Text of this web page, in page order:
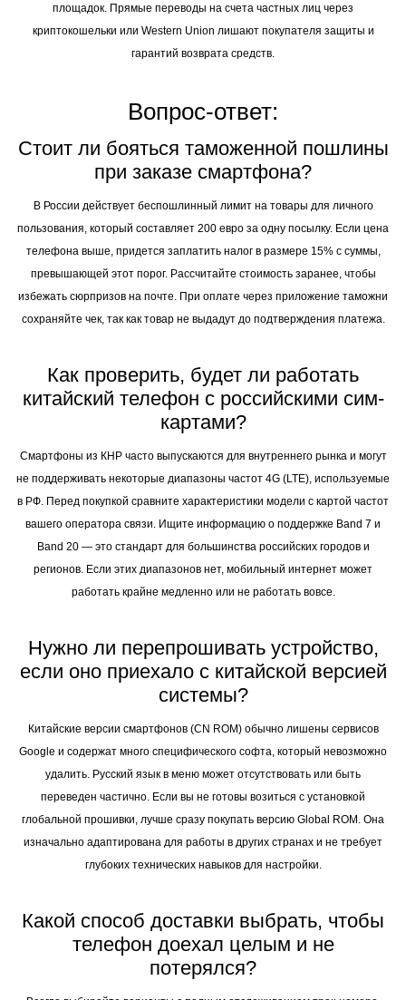
площадок. Прямые переводы на счета частных лиц через
криптокошельки или Western Union лишают покупателя защиты и
гарантий возврата средств.
Вопрос-ответ:
Стоит ли бояться таможенной пошлины
при заказе смартфона?
В России действует беспошлинный лимит на товары для личного
пользования, который составляет 200 евро за одну посылку. Если цена
телефона выше, придется заплатить налог в размере 15% с суммы,
превышающей этот порог. Рассчитайте стоимость заранее, чтобы
избежать сюрпризов на почте. При оплате через приложение таможни
сохраняйте чек, так как товар не выдадут до подтверждения платежа.
Как проверить, будет ли работать
китайский телефон с российскими сим-
картами?
Смартфоны из КНР часто выпускаются для внутреннего рынка и могут
не поддерживать некоторые диапазоны частот 4G (LTE), используемые
в РФ. Перед покупкой сравните характеристики модели с картой частот
вашего оператора связи. Ищите информацию о поддержке Band 7 и
Band 20 — это стандарт для большинства российских городов и
регионов. Если этих диапазонов нет, мобильный интернет может
работать крайне медленно или не работать вовсе.
Нужно ли перепрошивать устройство,
если оно приехало с китайской версией
системы?
Китайские версии смартфонов (CN ROM) обычно лишены сервисов
Google и содержат много специфического софта, который невозможно
удалить. Русский язык в меню может отсутствовать или быть
переведен частично. Если вы не готовы возиться с установкой
глобальной прошивки, лучше сразу покупать версию Global ROM. Она
изначально адаптирована для работы в других странах и не требует
глубоких технических навыков для настройки.
Какой способ доставки выбрать, чтобы
телефон доехал целым и не
потерялся?